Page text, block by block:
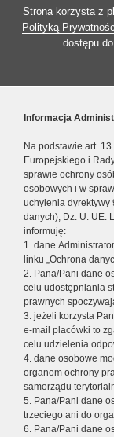
Strona korzysta z
Polityką
dostępu
Informacja
Na podstawie art.
Europejskiego i
sprawie ochrony
osobowych i w
uchylenia dyrektywy
danych), Dz. U. UE.
informuję:
1. dane
linku „Ochrona
2. Pana/Pani dane
celu udostępniania
prawnych
3. jeżeli korzysta
e-mail placówki to
celu udzielenia
4. dane osobowe
organom ochrony
samorządu
5. Pana/Pani dane
trzeciego ani do
6. Pana/Pani dane